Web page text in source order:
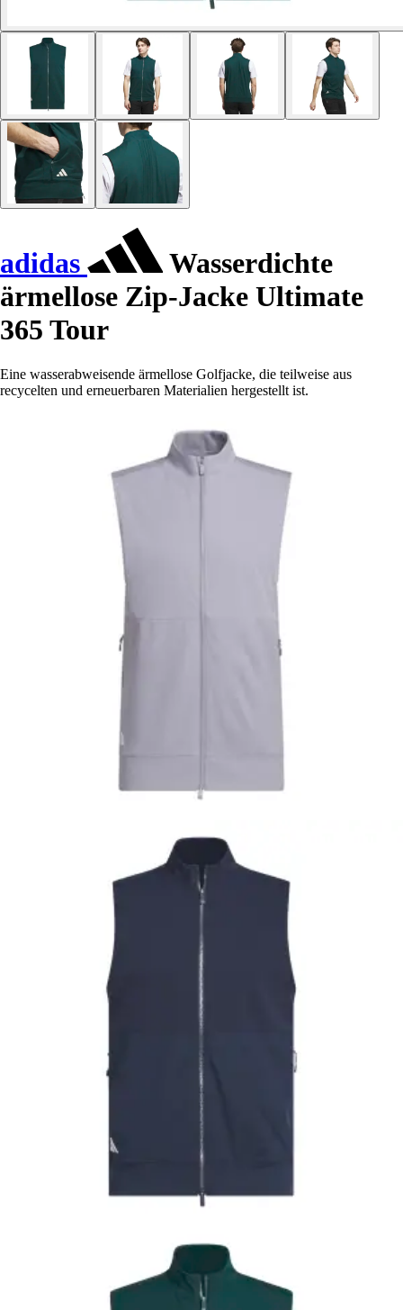
adidas
Wasserdichte
ärmellose Zip-Jacke Ultimate
365 Tour
Eine wasserabweisende ärmellose Golfjacke, die teilweise aus
recycelten und erneuerbaren Materialien hergestellt ist.